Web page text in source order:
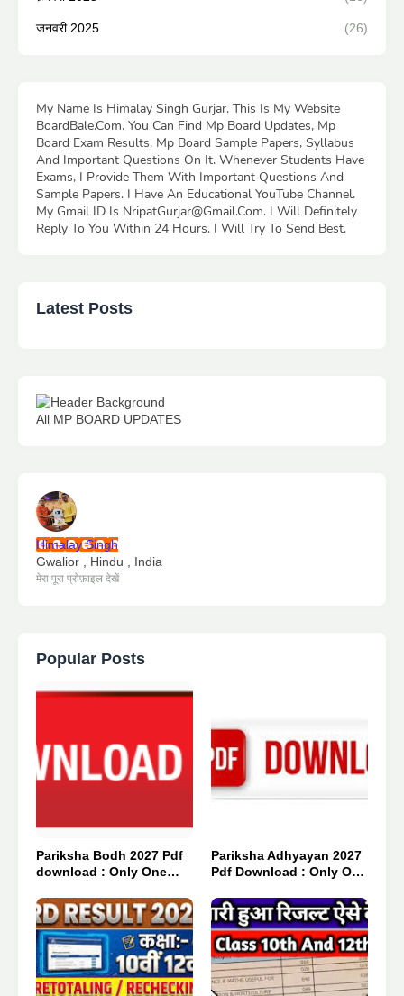
जनवरी 2025 (26)
My Name Is Himalay Singh Gurjar. This Is My Website
BoardBale.Com. You Can Find Mp Board Updates, Mp
Board Exam Results, Mp Board Sample Papers, Syllabus
And Important Questions On It. Whenever Students Have
Exams, I Provide Them With Important Questions And
Sample Papers. I Have An Educational YouTube Channel.
My Gmail ID Is NripatGurjar@Gmail.Com. I Will Definitely
Reply To You Within 24 Hours. I Will Try To Send Best.
Latest Posts
All MP BOARD UPDATES
Himalay Singh
Gwalior , Hindu , India
मेरा पूरा प्रोफ़ाइल देखें
Popular Posts
Pariksha Bodh 2027 Pdf
download : Only One
Pariksha Adhyayan 2027
Pdf Download : Only One